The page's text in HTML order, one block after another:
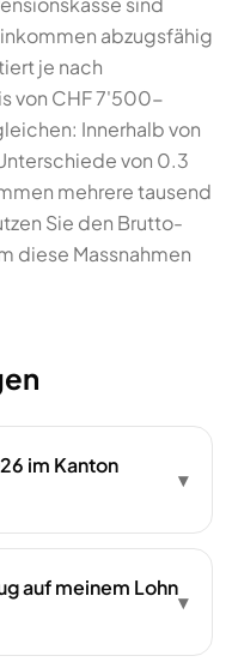
abzugsfähig
je nach
von CHF 7'500-
Innerhalb von
von 0.3
mehrere tausend
Sie den Brutto-
diese Massnahmen
im Kanton
▾
auf meinem Lohn
▾